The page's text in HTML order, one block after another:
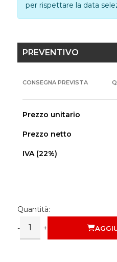
per rispettare la data
PREVENTIVO
CONSEGNA PREVISTA
Prezzo unitario
Prezzo netto
IVA (22%)
Quantità:
- +